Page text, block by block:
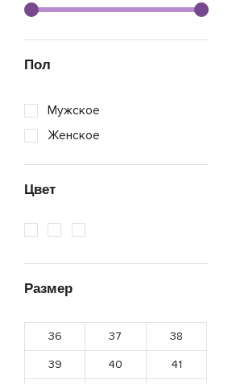
Пол
Мужское
Женское
Цвет
Размер
36 37 38
39 40 41